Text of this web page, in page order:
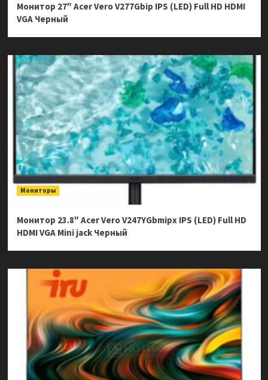
Монитор 27″ Acer Vero V277Gbip IPS (LED) Full HD HDMI
VGA Черный
Мониторы
Монитор 23.8″ Acer Vero V247YGbmipx IPS (LED) Full HD
HDMI VGA Mini jack Черный